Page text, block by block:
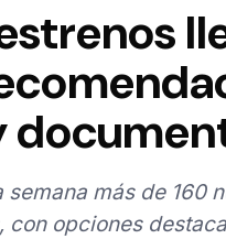
semana más de 160
con opciones